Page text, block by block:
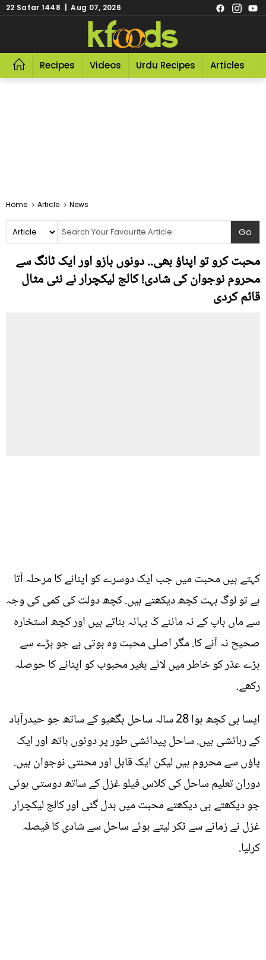
22 Safar 1448 | Aug 07, 2026
Recipes Videos Urdu Recipes Articles
Home Article News
محبت کرو تو اپناؤ بھی.. دونوں بازو اور ایک ٹانگ سے
محروم نوجوان کی شادی! کالج لیکچرار نے نئی مثال
قائم کردی
کہتے ہیں محبت میں جب ایک دوسرے کو اپنانے کا مرحلہ آتا
ہے تو لوگ بہت کچھ دیکھتے ہیں. کچھ دولت کی کمی کی وجہ
سے ماں باپ کے نہ ماننے کَ بہانہ بناتے ہیں اور کچھ استخارہ
صحیح نہ آنے کا. مگر اصلی محبت وہ ہوتی ہے جو بڑے سے
بڑے عذر کو خاطر میں لائے بغیر محبوب کو اپنانے کا حوصلہ
رکھے.
ایسا ہی کچھ ہوا 28 سالہ ساحل بگھیو کے ساتھ جو حیدرآباد
کے رہائشی ہیں. ساحل پیدائشی طور پر دونوں ہاتھ اور ایک
پاؤں سے محروم ہیں لیکن ایک قابل اور محنتی نوجوان ہیں.
دوران تعلیم ساحل کی کلاس فیلو غزل کے ساتھ دوستی ہوئی
جو دیکھتے ہی دیکھتے محبت میں بدل گئی اور کالج لیکچرار
غزل نے زمانے سے ٹکر لیتے ہوئے ساحل سے شادی کا فیصلہ
کرلیا.